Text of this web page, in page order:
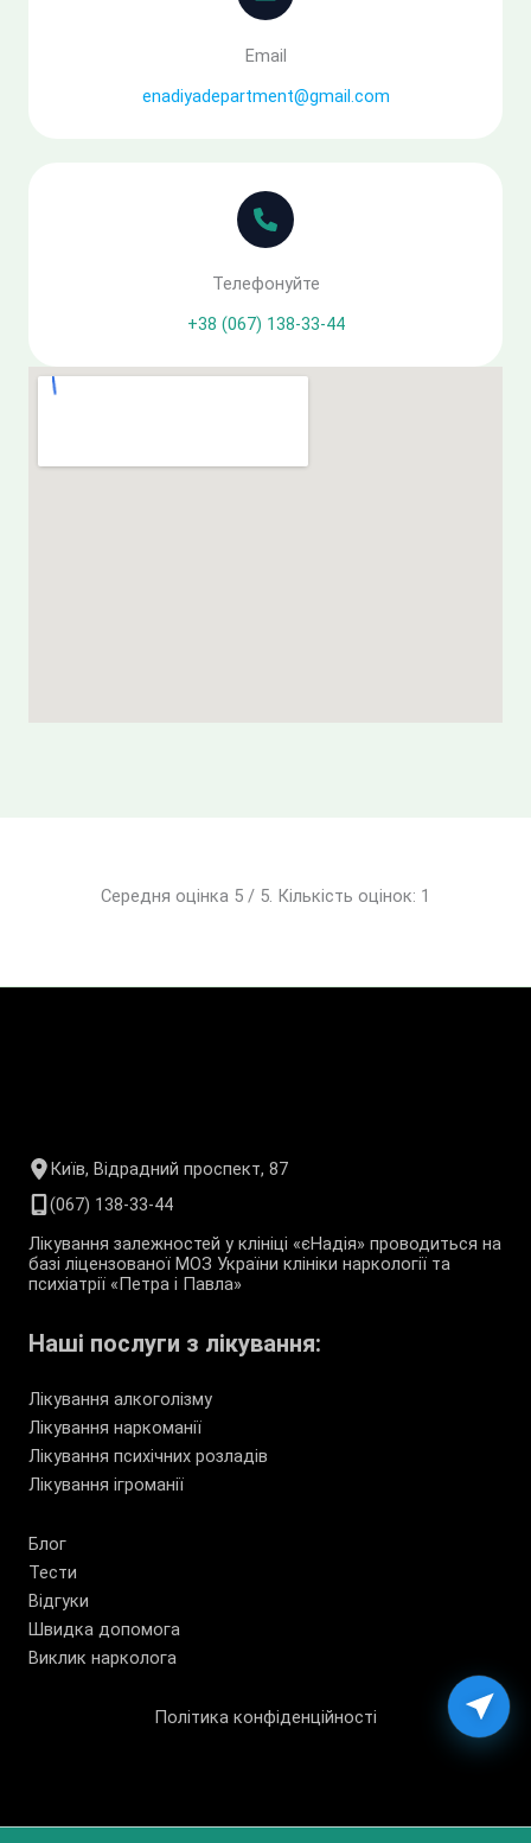
Email
enadiyadepartment@gmail.com
Телефонуйте
+38 (067) 138-33-44
Середня оцінка 5 / 5. Кількість оцінок: 1
Київ, Відрадний проспект, 87
(067) 138-33-44
Лікування залежностей у клініці «єНадія» проводиться на
базі ліцензованої МОЗ України клініки наркології та
психіатрії «Петра і Павла»
Наші послуги з лікування:
Лікування алкоголізму
Лікування наркоманії
Лікування психічних розладів
Лікування ігроманії
Блог
Тести
Відгуки
Швидка допомога
Виклик нарколога
Політика конфіденційності